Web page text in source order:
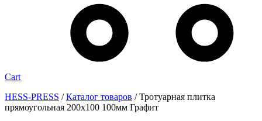
Cart
HESS-PRESS /Каталог товаров /Тротуарная плитка
прямоугольная 200х100 100мм Графит